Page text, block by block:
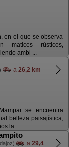
en el que se observa
matices rústicos,
ambi ...
a 26,2 km
se encuentra
belleza paisajística,
la ...
a 29,4